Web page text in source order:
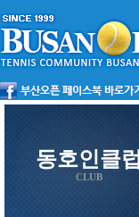
동호인클럽
CLUB